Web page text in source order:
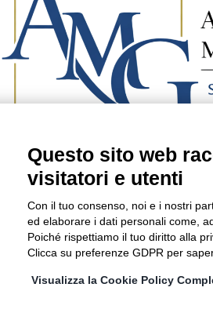
Privacy Policy–Codice deontologico–
Questo sito web
visitatori e utenti
Con il tuo consenso, noi e i nostri
ed elaborare i dati personali come,
Poiché rispettiamo il tuo diritto alla
Clicca su preferenze GDPR per
Visualizza la Cookie Policy